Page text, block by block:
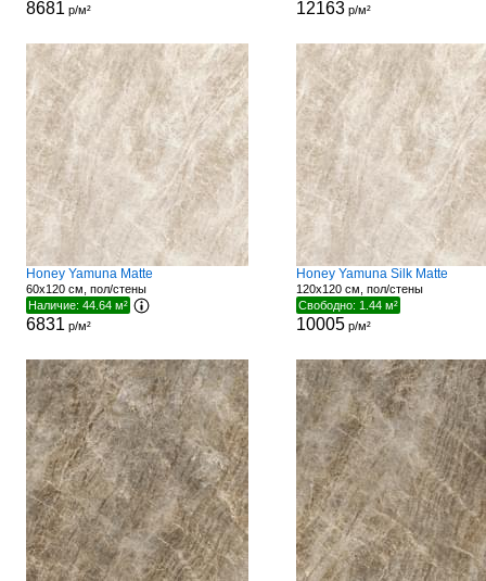
8681 р/м² 12163р/м²
Honey Yamuna Matte
60x120 см, пол/стены
Наличие: 44.64 м²
6831 р/м²
Honey Yamuna Silk Matte
120x120 см, пол/стены
Свободно: 1.44 м²
10005р/м²